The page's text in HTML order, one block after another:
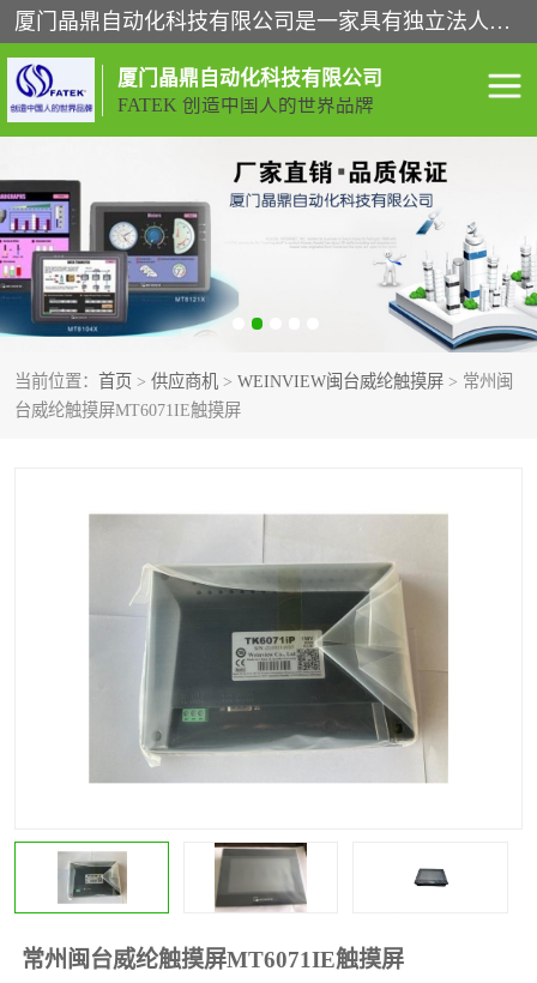
厦门晶鼎自动化科技有限公司是一家具有独立法人资格的高新技术企业；代理销售的产品有台湾威纶触摸屏，魏德米勒全系列，永宏触摸屏,威纶触摸屏,台湾威纶weinview触摸屏,台湾永宏PLC，FATEK,永宏伺服,图儿克总线，施耐德，欧姆龙，西门子，富士变频，K&N蓝系列， BUSSMANN，松下变频器，丹佛斯变频器等。
厦门晶鼎自动化科技有限公司
FATEK 创造中国人的世界品牌
当前位置： 首页 > 供应商机 > WEINVIEW闽台威纶触摸屏 > 常州闽
台威纶触摸屏MT6071IE触摸屏
常州闽台威纶触摸屏MT6071IE触摸屏
闽台永宏PLC WEINVIEW闽台威纶触摸
正弦变频器正弦伺服 魏德米勒接线端子
ABB电流开关 魏德米勒电源
丹佛斯变频器 MOXA通讯模块
其他
安士能开关
普洛菲斯触摸屏
魏德米勒继电器 施迈赛限位开关